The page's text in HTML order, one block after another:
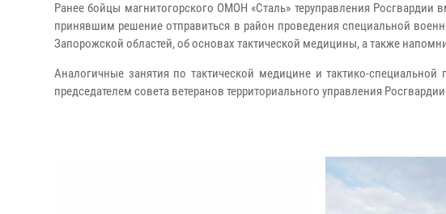
Ранее бойцы магнитогорского ОМОН «Сталь» теруправления
принявшим решение отправиться в район проведения специальной
Запорожской областей, об основах тактической медицины, а также
Аналогичные занятия по тактической медицине и тактико-
председателем совета ветеранов территориального управления